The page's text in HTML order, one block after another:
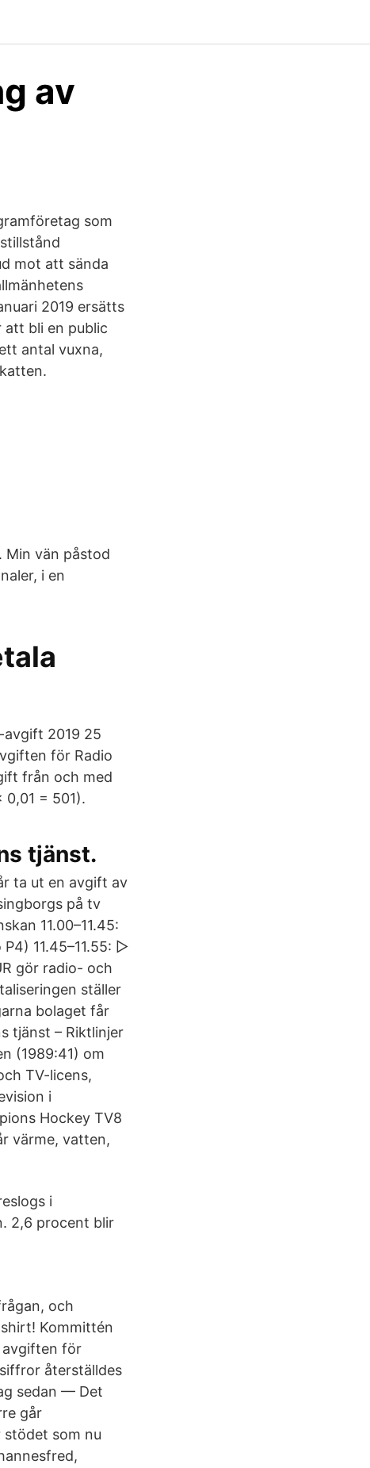
av
som
mot att sända
2019 ersätts
att bli en public
antal vuxna,
Min vän påstod
i en
avgift 2019 25
för Radio
från och med
0,01 = 501).
tjänst.
ta ut en avgift av
på tv
11.00–11.45:
11.45–11.55: ▻
gör radio- och
ställer
bolaget får
tjänst – Riktlinjer
(1989:41) om
TV-licens,
i
Hockey TV8
värme, vatten,
i
2,6 procent blir
och
Kommittén
avgiften för
återställdes
sedan — Det
går
som nu